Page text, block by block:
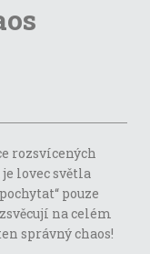
rozsvícených
lovec světla
pouze
na celém
správný chaos!